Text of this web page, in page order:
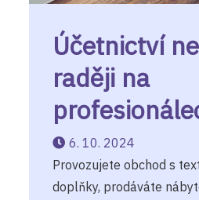
Účetnictví
raději na
6. 10. 2024
Provozujete obchod s
doplňky, prodáváte